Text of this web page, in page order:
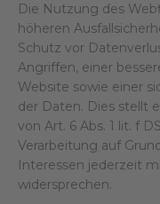
Die Nutzung des
höheren
Schutz vor
Angriffen, einer
Website sowie einer
der Daten. Dies stellt
von Art. 6 Abs. 1 lit. f
Verarbeitung auf
Interessen jederzeit
widersprechen.